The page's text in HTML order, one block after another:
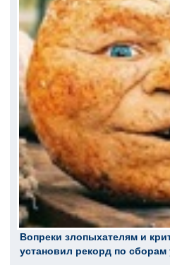
Вопреки злопыхателям и
установил рекорд по